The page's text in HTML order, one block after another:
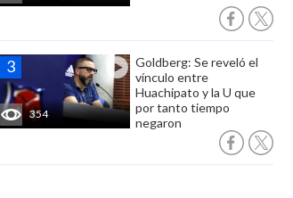
354
Goldberg: Se reveló el
vínculo entre
Huachipato y la U que
por tanto tiempo
negaron